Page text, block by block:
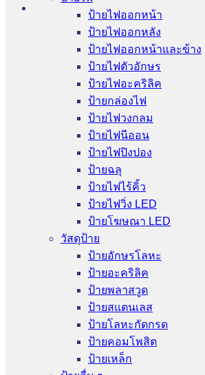
ป้ายไฟออกหน้า
ป้ายไฟออกหลัง
ป้ายไฟออกหน้าและข้าง
ป้ายไฟตัวอักษร
ป้ายไฟอะคริลิค
ป้ายกล่องไฟ
ป้ายไฟวงกลม
ป้ายไฟนีออน
ป้ายไฟปิงปอง
ป้ายฉลุ
ป้ายไฟไร้คิ้ว
ป้ายไฟวิ่ง LED
ป้ายโฆษณา LED
วัสดุป้าย
ป้ายอักษรโลหะ
ป้ายอะคริลิค
ป้ายพลาสวูด
ป้ายสแตนเลส
ป้ายโลหะกัดกรด
ป้ายคอมโพสิต
ป้ายเหล็ก